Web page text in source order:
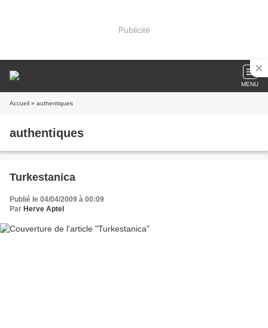
Publicité
MENU
Accueil » authentiques
authentiques
Turkestanica
Publié le 04/04/2009 à 00:09
Par Herve Aptel